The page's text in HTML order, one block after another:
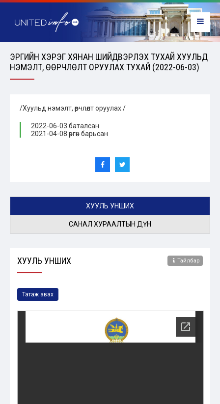
ЭРҮҮГИЙН ХЭРЭГ ХЯНАН ШИЙДВЭРЛЭХ ТУХАЙ ХУУЛЬД
НЭМЭЛТ, ӨӨРЧЛӨЛТ ОРУУЛАХ ТУХАЙ (2022-06-03)
/Хуульд нэмэлт, өөрчлөлт оруулах /
2022-06-03 баталсан
2021-04-08 өргөн барьсан
ХУУЛЬ УНШИХ
САНАЛ ХУРААЛТЫН ДҮН
ХУУЛЬ УНШИХ Тайлбар
Татаж авах